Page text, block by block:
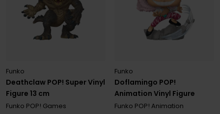
Deathclaw POP! Super Vinyl
Figure 13 cm
Funko
Funko POP! Games
Doflamingo POP!
Animation Vinyl Figure
Funko
Funko POP! Animation